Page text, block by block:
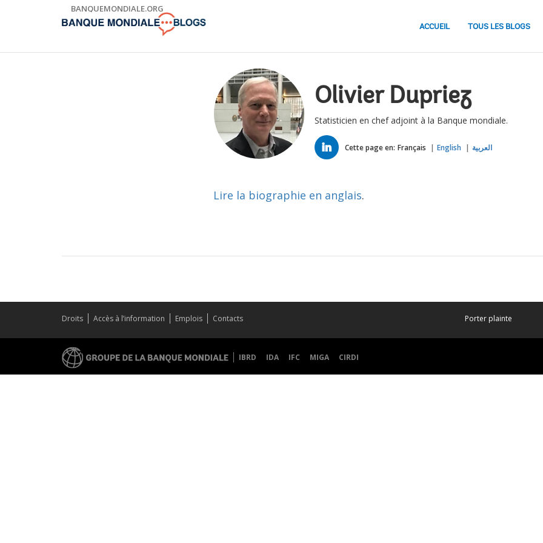
BANQUEMONDIALE.ORG
ACCUEIL TOUS LES BLOGS
Olivier Dupriez
Statisticien en chef adjoint à la Banque mondiale.
LINKED
IN Cette page en: Français English العربية
Lire la biographie en anglais.
Droits Accès à l’information Emplois Contacts Porter plainte
IBRD IDA IFC MIGA CIRDI